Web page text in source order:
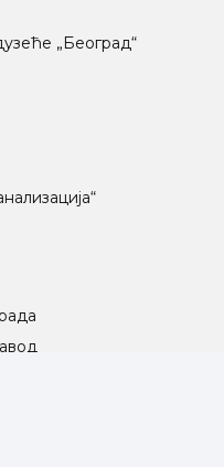
„Београд“